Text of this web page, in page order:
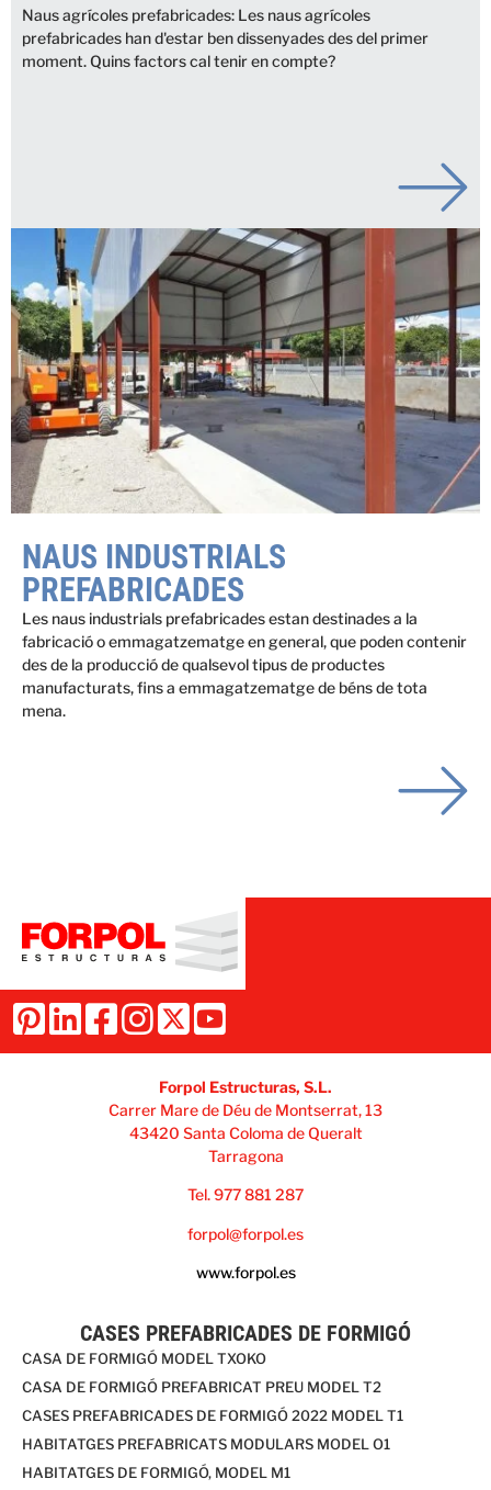
Naus agrícoles prefabricades: Les naus agrícoles
prefabricades han d'estar ben dissenyades des del primer
moment. Quins factors cal tenir en compte?
NAUS INDUSTRIALS
PREFABRICADES
Les naus industrials prefabricades estan destinades a la
fabricació o emmagatzematge en general, que poden contenir
des de la producció de qualsevol tipus de productes
manufacturats, fins a emmagatzematge de béns de tota
mena.
Forpol Estructuras, S.L.
Carrer Mare de Déu de Montserrat, 13
43420 Santa Coloma de Queralt
Tarragona
Tel. 977 881 287
forpol@forpol.es
www.forpol.es
CASES PREFABRICADES DE FORMIGÓ
CASA DE FORMIGÓ MODEL TXOKO
CASA DE FORMIGÓ PREFABRICAT PREU MODEL T2
CASES PREFABRICADES DE FORMIGÓ 2022 MODEL T1
HABITATGES PREFABRICATS MODULARS MODEL O1
HABITATGES DE FORMIGÓ, MODEL M1